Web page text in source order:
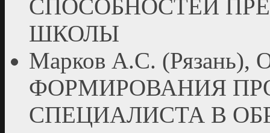
СПОСОБНОСТЕЙ
ШКОЛЫ
Марков А.С.
ФОРМИРОВАНИЯ
СПЕЦИАЛИСТА В